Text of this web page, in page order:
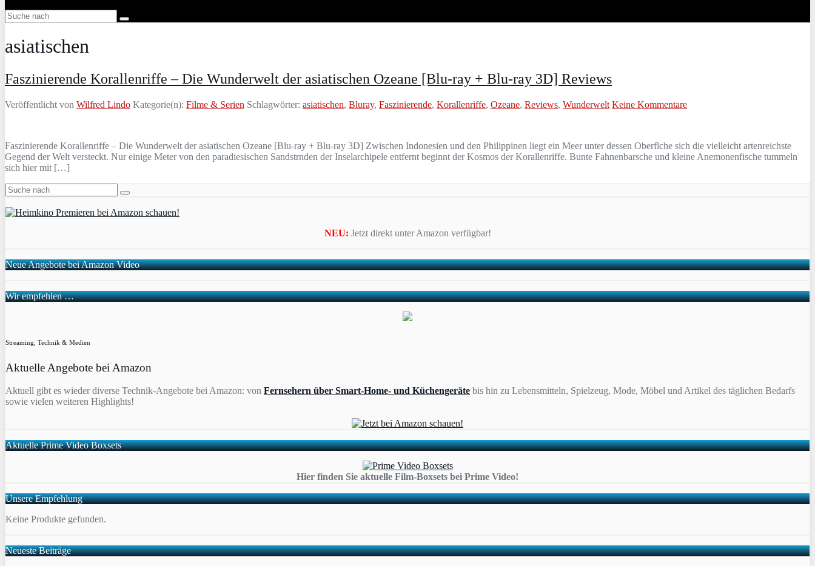
asiatischen
Faszinierende Korallenriffe – Die Wunderwelt der asiatischen Ozeane [Blu-ray + Blu-ray 3D] Reviews
Veröffentlicht von Wilfred Lindo Kategorie(n): Filme & Serien Schlagwörter: asiatischen, Bluray, Faszinierende, Korallenriffe, Ozeane, Reviews, Wunderwelt Keine Kommentare
Faszinierende Korallenriffe – Die Wunderwelt der asiatischen Ozeane [Blu-ray + Blu-ray 3D] Zwischen Indonesien und den Philippinen liegt ein Meer unter dessen Oberflche sich die vielleicht artenreichste
Gegend der Welt versteckt. Nur einige Meter von den paradiesischen Sandstrnden der Inselarchipele entfernt beginnt der Kosmos der Korallenriffe. Bunte Fahnenbarsche und kleine Anemonenfische tummeln
sich hier mit […]
NEU: Jetzt direkt unter Amazon verfügbar!
Neue Angebote bei Amazon Video
Wir empfehlen …
Streaming, Technik & Medien
Aktuelle Angebote bei Amazon
Aktuell gibt es wieder diverse Technik-Angebote bei Amazon: von Fernsehern über Smart-Home- und Küchengeräte bis hin zu Lebensmitteln, Spielzeug, Mode, Möbel und Artikel des täglichen Bedarfs
sowie vielen weiteren Highlights!
Aktuelle Prime Video Boxsets
Hier finden Sie aktuelle Film-Boxsets bei Prime Video!
Unsere Empfehlung
Keine Produkte gefunden.
Neueste Beiträge